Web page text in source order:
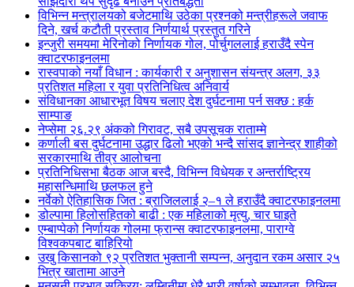
विभिन्न मन्त्रालयको बजेटमाथि उठेका प्रश्नको मन्त्रीहरूले जवाफ
दिने, खर्च कटौती प्रस्ताव निर्णयार्थ प्रस्तुत गरिने
इन्जुरी समयमा मेरिनोको निर्णायक गोल, पोर्चुगललाई हराउँदै स्पेन
क्वाटरफाइनलमा
रास्वपाको नयाँ विधान : कार्यकारी र अनुशासन संयन्त्र अलग, ३३
प्रतिशत महिला र युवा प्रतिनिधित्व अनिवार्य
संविधानका आधारभूत विषय चलाए देश दुर्घटनामा पर्न सक्छ : हर्क
साम्पाङ
नेप्सेमा २६.२९ अंकको गिरावट, सबै उपसूचक राताम्मे
कर्णाली बस दुर्घटनामा उद्धार ढिलो भएको भन्दै सांसद ज्ञानेन्द्र शाहीको
सरकारमाथि तीव्र आलोचना
प्रतिनिधिसभा बैठक आज बस्दै, विभिन्न विधेयक र अन्तर्राष्ट्रिय
महासन्धिमाथि छलफल हुने
नर्वेको ऐतिहासिक जित : ब्राजिललाई २–१ ले हराउँदै क्वाटरफाइनलमा
डोल्पामा हिलोसहितको बाढी : एक महिलाको मृत्यु, चार घाइते
एम्बाप्पेको निर्णायक गोलमा फ्रान्स क्वाटरफाइनलमा, पाराग्वे
विश्वकपबाट बाहिरियो
उखु किसानको ९२ प्रतिशत भुक्तानी सम्पन्न, अनुदान रकम असार २५
भित्र खातामा आउने